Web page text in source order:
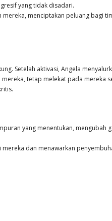
yang tidak disadari.
menciptakan peluang bagi
Setelah aktivasi, Angela
tetap melekat pada mereka
yang menentukan, mengubah
dan menawarkan